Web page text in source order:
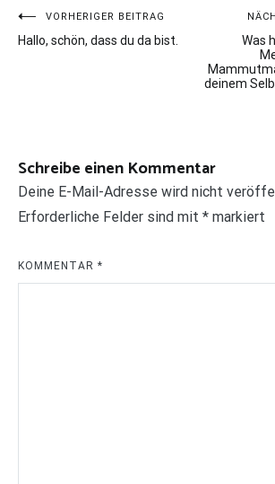
Beitragsnavigation
VORHERIGER BEITRAG
Hallo, schön, dass du da bist.
Was
deinem
Schreibe einen Kommentar
Deine E-Mail-Adresse wird nicht
Erforderliche Felder sind mit * markiert
KOMMENTAR *